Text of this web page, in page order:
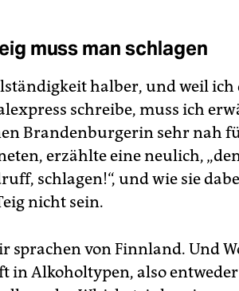
muss man schlagen
halber, und weil
schreibe, muss ich
Brandenburgerin sehr nah
erzählte eine neulich,
schlagen!“, und wie sie
nicht sein.
sprachen von Finnland. Und
in Alkoholtypen, also